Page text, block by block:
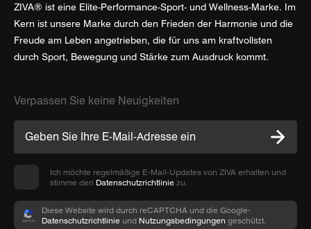
ZIVA® ist eine Elite-Performance-Sport- und Wellness-Marke. Im
Kern ist unsere Marke durch den Frieden der Harmonie und die
Freude am Leben angetrieben, die für uns am kraftvollsten
durch Sport, Bewegung und Stärke zum Ausdruck kommt.
Verpassen Sie keine Neuigkeiten
Ich möchte regelmäßige E-Mail-Updates von ZIVA erhalten und
stimme den Datenschutzrichtlinie zu.
Diese Website wird durch reCAPTCHA und die Google-
Datenschutzrichtlinie und Nutzungsbedingungen geschützt.